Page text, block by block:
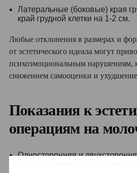
Латеральные (боковые) края
край грудной клетки на 1-2 см.
Любые отклонения в размерах и
от эстетического идеала могут
психоэмоциональным нарушениям,
снижением самооценки и
Показания к
операциям на
Односторонняя и
молочной железы,